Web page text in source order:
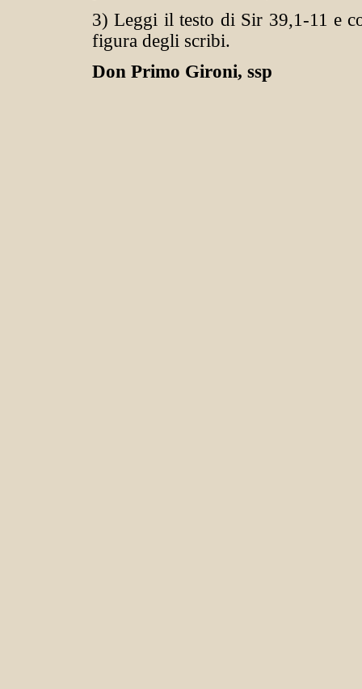
3) Leggi il testo di Sir 39,1-11 e
figura degli scribi.
Don Primo Gironi, ssp